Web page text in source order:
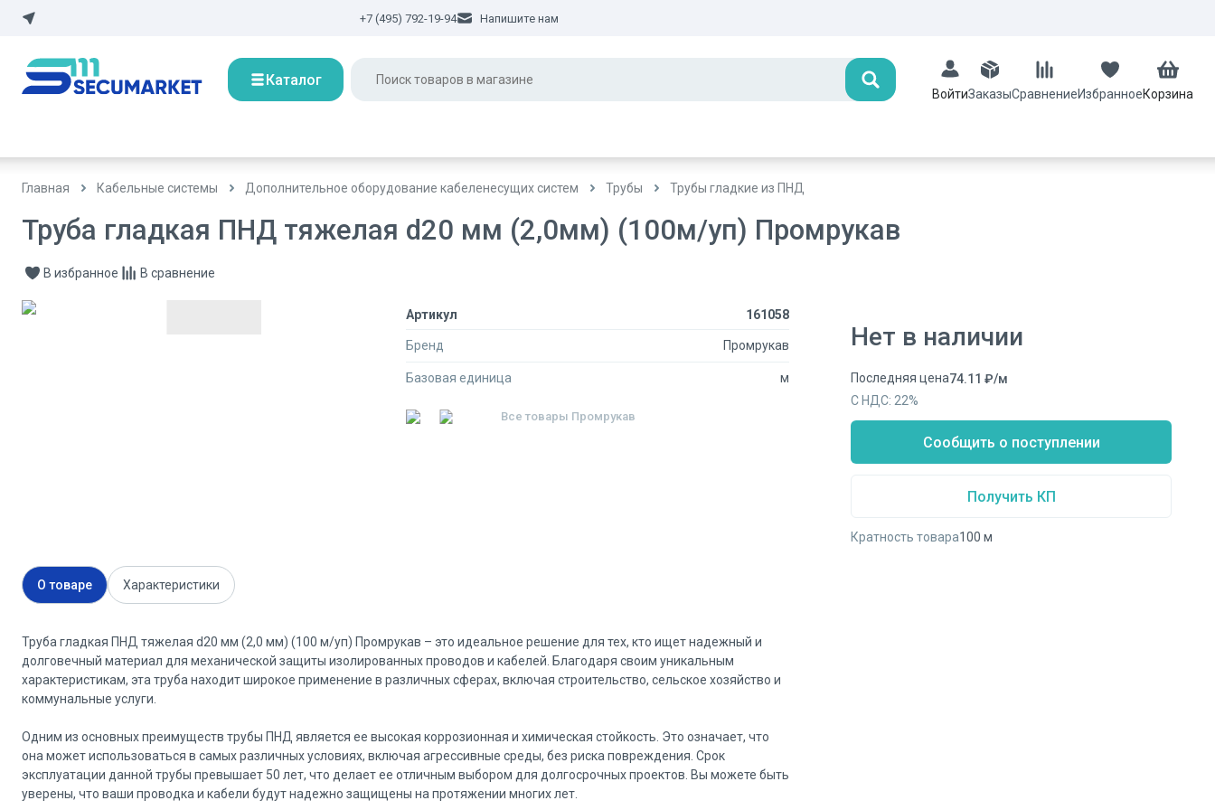
+7 (495) 792-19-94 Напишите нам
Каталог Поиск
ВойтиЗаказыСравнениеИзбранноеКорзина
Главная Кабельные системы Дополнительное оборудование кабеленесущих систем Трубы Трубы гладкие из ПНД
Труба гладкая ПНД тяжелая d20 мм (2,0мм) (100м/уп) Промрукав
В избранное В сравнение
Артикул 161058
Бренд Промрукав
Базовая единица м
Все товары Промрукав
О товаре Характеристики
Труба гладкая ПНД тяжелая d20 мм (2,0 мм) (100 м/уп) Промрукав – это идеальное решение для тех, кто ищет надежный и
долговечный материал для механической защиты изолированных проводов и кабелей. Благодаря своим уникальным
характеристикам, эта труба находит широкое применение в различных сферах, включая строительство, сельское хозяйство и
коммунальные услуги.
Одним из основных преимуществ трубы ПНД является ее высокая коррозионная и химическая стойкость. Это означает, что
она может использоваться в самых различных условиях, включая агрессивные среды, без риска повреждения. Срок
эксплуатации данной трубы превышает 50 лет, что делает ее отличным выбором для долгосрочных проектов. Вы можете быть
уверены, что ваши проводка и кабели будут надежно защищены на протяжении многих лет.
Нет в наличии
Последняя цена74.11 ₽/м
С НДС: 22%
Сообщить о поступлении
Получить КП
Кратность товара100 м